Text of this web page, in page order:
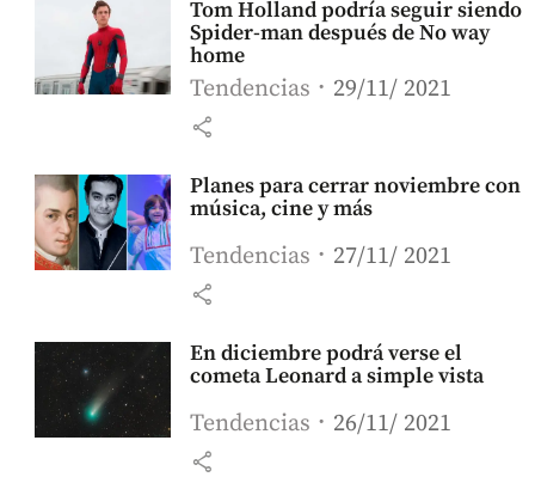
Tom Holland podría seguir siendo
Spider-man después de No way
home
Tendencias 29/11/ 2021
share
Planes para cerrar noviembre con
música, cine y más
Tendencias 27/11/ 2021
share
En diciembre podrá verse el
cometa Leonard a simple vista
Tendencias 26/11/ 2021
share